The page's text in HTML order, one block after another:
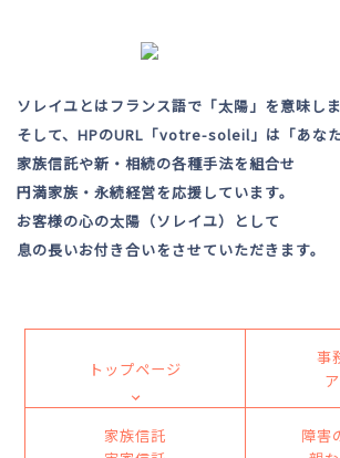
ソレイユとはフランス語で「太陽」を意味しま
そして、HPのURL「votre-soleil」は「あなた
家族信託や新・相続の各種手法を組合せ
円満家族・永続経営を応援しています。
お客様の心の太陽（ソレイユ）として
息の長いお付き合いをさせていただきます。
トップページ
事
家族信託
障害